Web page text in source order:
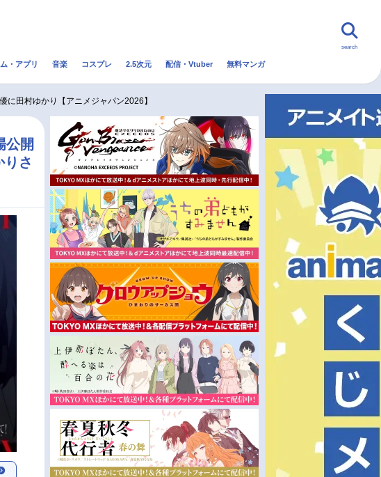
配信・Vtuber トレンド 無料マンガ
アニメ曜日別一覧
メ
秋アニメ
冬アニメ
search
・アプリ 音楽 コスプレ 2.5次元 配信・Vtuber 無料マンガ
に田村ゆかり【アニメジャパン2026】
公開
さ